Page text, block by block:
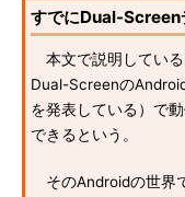
すでにDual-Screen
本文で説明している
Dual-Screenの
を発表している）で
できるという。
そのAndroidの世界